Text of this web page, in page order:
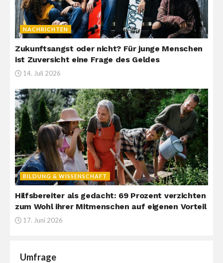
NACHRICHTEN
Zukunftsangst oder nicht? Für junge Menschen
ist Zuversicht eine Frage des Geldes
14. Juli 2026
BILDUNG & WISSENSCHAFT
Hilfsbereiter als gedacht: 69 Prozent verzichten
zum Wohl ihrer Mitmenschen auf eigenen Vorteil
17. Juni 2026
Umfrage